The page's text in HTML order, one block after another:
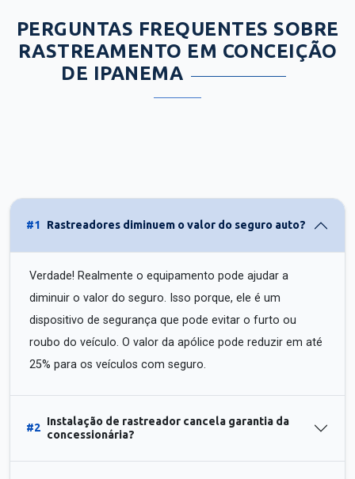
PERGUNTAS FREQUENTES SOBRE
RASTREAMENTO EM CONCEIÇÃO
DE IPANEMA
#1 Rastreadores diminuem o valor do seguro auto?
Verdade! Realmente o equipamento pode ajudar a
diminuir o valor do seguro. Isso porque, ele é um
dispositivo de segurança que pode evitar o furto ou
roubo do veículo. O valor da apólice pode reduzir em até
25% para os veículos com seguro.
#2
Instalação de rastreador cancela garantia da
concessionária?